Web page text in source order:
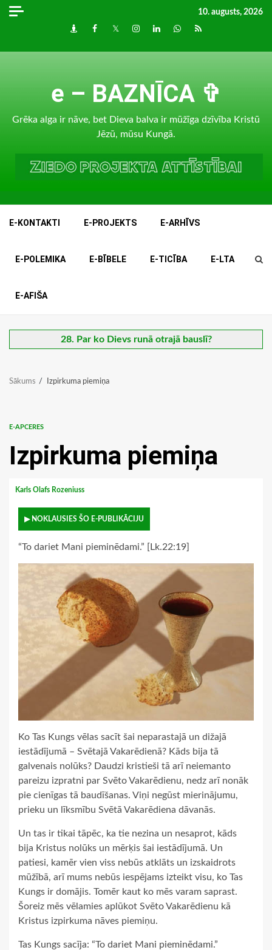
Skip
10. augusts, 2026
DraugiemFacebook
TwitterInstagram
LinkedInwhatsapp
RSS
e – BAZNĪCA ✞
Grēka alga ir nāve, bet Dieva balva ir mūžīga dzīvība Kristū
Jēzū, mūsu Kungā.
E-KONTAKTI E-PROJEKTS E-ARHĪVS
E-POLEMIKA E-BĪBELE E-TICĪBA E-LTA
E-AFIŠA
28. Par ko Dievs runā otrajā bauslī?
Sākums Izpirkuma piemiņa
E-APCERES
Izpirkuma piemiņa
Karls Olafs Rozeniuss
▶ NOKLAUSIES ŠO E-PUBLIKĀCIJU
“To dariet Mani pieminēdami.” [Lk.22:19]
Ko Tas Kungs vēlas sacīt šai neparastajā un dižajā
iestādījumā – Svētajā Vakarēdienā? Kāds bija tā
galvenais nolūks? Daudzi kristieši tā arī neiemanto
pareizu izpratni par Svēto Vakarēdienu, nedz arī nonāk
pie cienīgas tā baudīšanas. Viņi negūst mierinājumu,
prieku un līksmību Svētā Vakarēdiena dāvanās.
Un tas ir tikai tāpēc, ka tie nezina un nesaprot, kāds
bija Kristus nolūks un mērķis šai iestādījumā. Un
patiesi, kamēr vien viss nebūs atklāts un izskaidrots
mūžībā, arī mums nebūs iespējams izteikt visu, ko Tas
Kungs ir domājis. Tomēr kaut ko mēs varam saprast.
Šoreiz mēs vēlamies aplūkot Svēto Vakarēdienu kā
Kristus izpirkuma nāves piemiņu.
Tas Kungs sacīja: “To dariet Mani pieminēdami.”